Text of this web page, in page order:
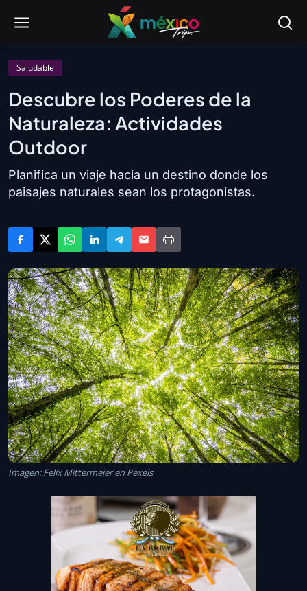
Saludable
Descubre los Poderes de la
Naturaleza: Actividades
Outdoor
Planifica un viaje hacia un destino donde los
paisajes naturales sean los protagonistas.
Imagen: Felix Mittermeier en Pexels